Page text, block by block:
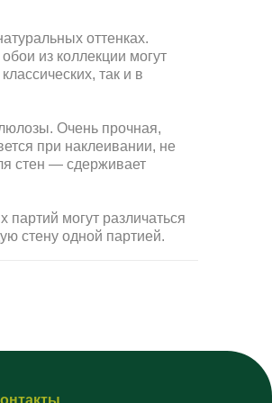
оттенках.
из коллекции могут
так и в
Очень прочная,
при наклеивании, не
стен — сдерживает
могут различаться
стену одной партией.